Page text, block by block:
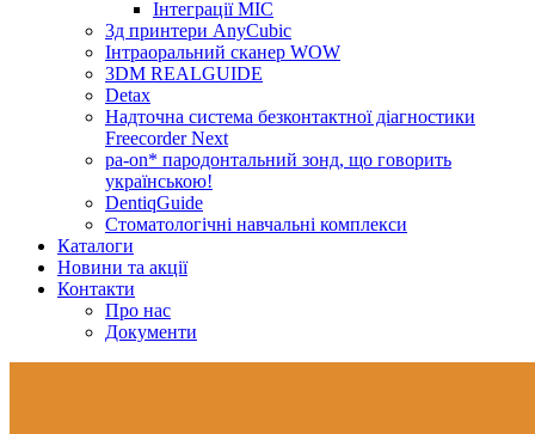
Інтеграції МІС
3д принтери AnyCubic
Інтраоральний сканер WOW
3DM REALGUIDE
Detax
Надточна система безконтактної діагностики
Freecorder Next
pa-on* пародонтальний зонд, що говорить
українською!
DentiqGuide
Стоматологічні навчальні комплекси
Каталоги
Новини та акції
Контакти
Про нас
Документи